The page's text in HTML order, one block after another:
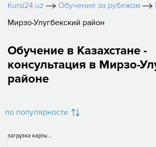
Kursi24.uz Обучение за рубежом
Мирзо-Улугбекский район
Обучение в Казахстане -
консультация в Мирзо-
районе
по популярности
загрузка карты...